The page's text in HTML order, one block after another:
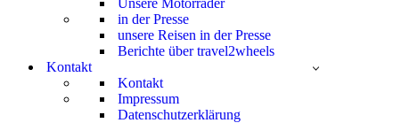
Unsere Motorräder
in der Presse
unsere Reisen in der Presse
Berichte über travel2wheels
Kontakt
Kontakt
Impressum
Datenschutzerklärung